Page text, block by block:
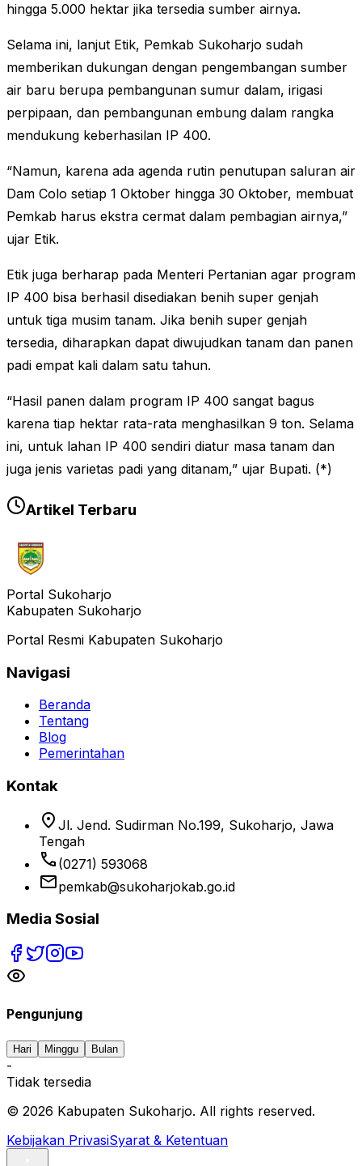
hingga 5.000 hektar jika tersedia sumber airnya.
Selama ini, lanjut Etik, Pemkab Sukoharjo sudah
memberikan dukungan dengan pengembangan sumber
air baru berupa pembangunan sumur dalam, irigasi
perpipaan, dan pembangunan embung dalam rangka
mendukung keberhasilan IP 400.
“Namun, karena ada agenda rutin penutupan saluran air
Dam Colo setiap 1 Oktober hingga 30 Oktober, membuat
Pemkab harus ekstra cermat dalam pembagian airnya,”
ujar Etik.
Etik juga berharap pada Menteri Pertanian agar program
IP 400 bisa berhasil disediakan benih super genjah
untuk tiga musim tanam. Jika benih super genjah
tersedia, diharapkan dapat diwujudkan tanam dan panen
padi empat kali dalam satu tahun.
“Hasil panen dalam program IP 400 sangat bagus
karena tiap hektar rata-rata menghasilkan 9 ton. Selama
ini, untuk lahan IP 400 sendiri diatur masa tanam dan
juga jenis varietas padi yang ditanam,” ujar Bupati. (*)
Artikel Terbaru
Portal Sukoharjo
Kabupaten Sukoharjo
Portal Resmi Kabupaten Sukoharjo
Navigasi
Beranda
Tentang
Blog
Pemerintahan
Kontak
location_on Jl. Jend. Sudirman No.199, Sukoharjo, Jawa
Tengah
phone (0271) 593068
emailpemkab@sukoharjokab.go.id
Media Sosial
Pengunjung
Hari Minggu Bulan
-
Tidak tersedia
© 2026 Kabupaten Sukoharjo. All rights reserved.
Kebijakan PrivasiSyarat & Ketentuan